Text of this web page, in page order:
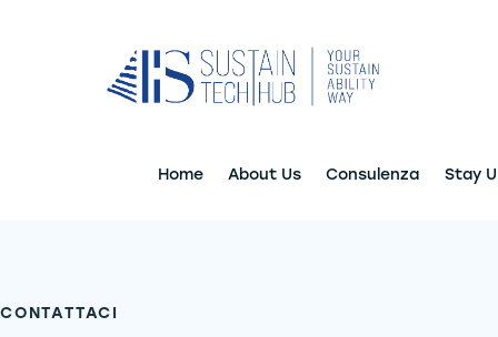
Home About Us Consulenza Stay
CONTATTACI